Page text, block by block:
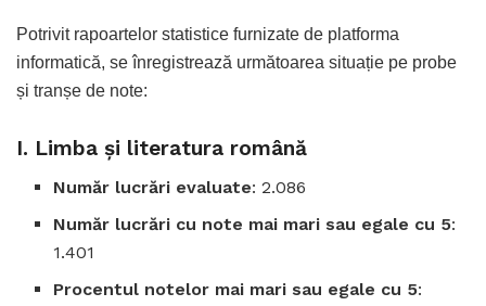
Potrivit rapoartelor statistice furnizate de platforma
informatică, se înregistrează următoarea situație pe probe
și tranșe de note:
I. Limba și literatura română
Număr lucrări evaluate: 2.086
Număr lucrări cu note mai mari sau egale cu 5:
1.401
Procentul notelor mai mari sau egale cu 5: